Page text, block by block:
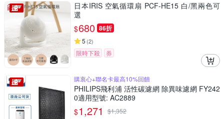
日本IRIS 空氣循環扇 PCF-HE15 白/黑兩色可
選
$680 86折
5 (2)
限時下殺 券
購衷心+聯名卡最高10%回饋
PHILIPS飛利浦 活性碳濾網 除異味濾網 FY242
0適用型號: AC2889
$1,271 $1,352